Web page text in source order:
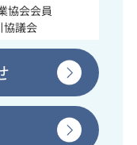
協会会員
協議会